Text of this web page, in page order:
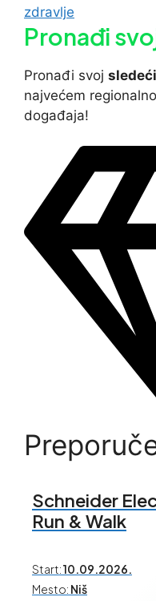
Tagovi
zdravlje
Pronađi
Pronađi svoj
najvećem
događaja!
Schneider
Run & Walk
Start:10.09.2026.
Mesto: Niš